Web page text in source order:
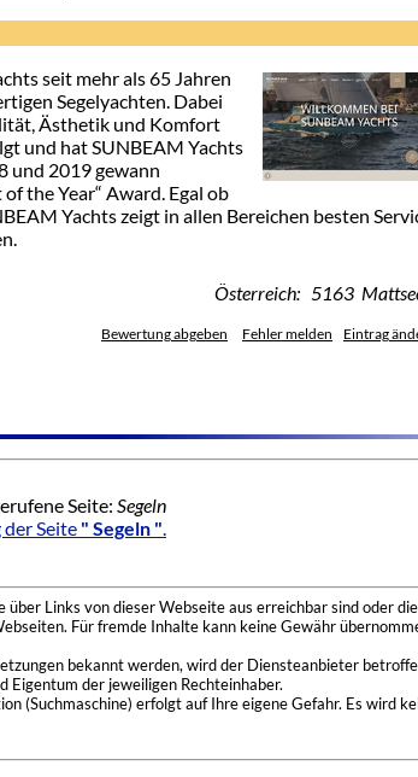
seit mehr als 65 Jahren
Segelyachten. Dabei
Ästhetik und Komfort
und hat SUNBEAM Yachts
und 2019 gewann
the Year“ Award. Egal ob
Yachts zeigt in allen Bereichen besten
Österreich: 5163
Bewertung abgeben Fehler melden Eintrag
Seite: Segeln
Seite " Segeln ".
Links von dieser Webseite aus erreichbar sind oder
Für fremde Inhalte kann keine Gewähr
bekannt werden, wird der Diensteanbieter
Eigentum der jeweiligen Rechteinhaber.
(Suchmaschine) erfolgt auf Ihre eigene Gefahr. Es wird